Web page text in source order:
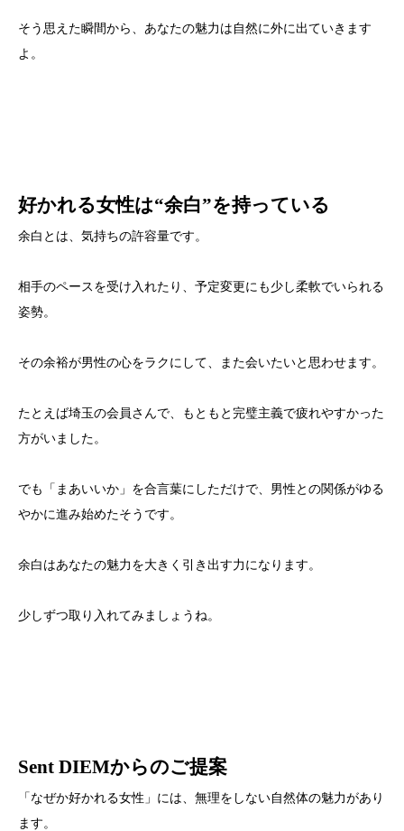
そう思えた瞬間から、あなたの魅力は自然に外に出ていきます
よ。
好かれる女性は“余白”を持っている
余白とは、気持ちの許容量です。
相手のペースを受け入れたり、予定変更にも少し柔軟でいられる
姿勢。
その余裕が男性の心をラクにして、また会いたいと思わせます。
たとえば埼玉の会員さんで、もともと完璧主義で疲れやすかった
方がいました。
でも「まあいいか」を合言葉にしただけで、男性との関係がゆる
やかに進み始めたそうです。
余白はあなたの魅力を大きく引き出す力になります。
少しずつ取り入れてみましょうね。
Sent DIEMからのご提案
「なぜか好かれる女性」には、無理をしない自然体の魅力があり
ます。